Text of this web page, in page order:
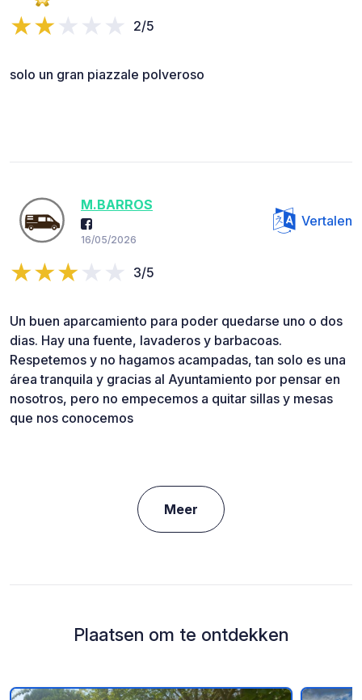
2/5
solo un gran piazzale polveroso
M.BARROS
16/05/2026
Vertalen
3/5
Un buen aparcamiento para poder quedarse uno o dos
dias. Hay una fuente, lavaderos y barbacoas.
Respetemos y no hagamos acampadas, tan solo es una
área tranquila y gracias al Ayuntamiento por pensar en
nosotros, pero no empecemos a quitar sillas y mesas
que nos conocemos
Meer
Plaatsen om te ontdekken